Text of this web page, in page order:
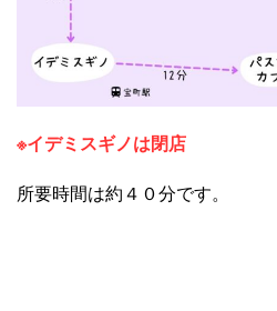
※イデミスギノは閉店
所要時間は約４０分です。